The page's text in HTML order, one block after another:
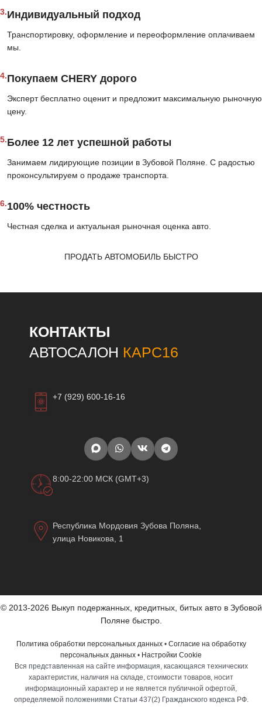
3.Индивидуальный подход
Транспортировку, оформление и переоформление оплачиваем
мы.
4.Покупаем CHERY дорого
Эксперт бесплатно оценит и предложит максимальную рыночную
цену.
5.Более 12 лет успешной работы
Занимаем лидирующие позиции в Зубовой Поляне. С радостью
проконсультируем о продаже транспорта.
6.100% честность
Честная сделка и актуальная рыночная оценка авто.
ПРОДАТЬ АВТОМОБИЛЬ БЫСТРО
КОНТАКТЫ
АВТОСАЛОН КАРС16
+7 (929) 600-16-16
8:00-22:00 МСК (GMT+3)
Республика Мордовия Зубова Поляна,
улица Новикова, 1
© 2013-2026 Выкуп подержанных, кредитных, битых авто в Зубовой
Поляне быстро.
Политика обработки персональных данных• Согласие на обработку
персональных данных • Настройки Cookie
Вся представленная на сайте информация, касающаяся технических
характеристик, наличия на складе, стоимости товаров, носит
информационный характер и не является публичной офертой,
определяемой положениями Статьи 437(2) Гражданского кодекса РФ.